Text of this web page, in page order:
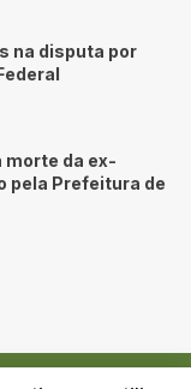
na disputa por
morte da ex-
pela Prefeitura de